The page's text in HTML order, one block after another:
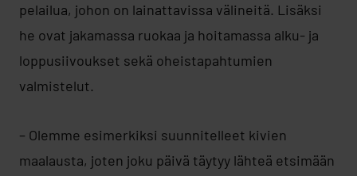
pelailua, johon on lainattavissa välineitä. Lisäksi
he ovat jakamassa ruokaa ja hoitamassa alku- ja
loppusiivoukset sekä oheistapahtumien
valmistelut.
– Olemme esimerkiksi suunnitelleet kivien
maalausta, joten joku päivä täytyy lähteä etsimään